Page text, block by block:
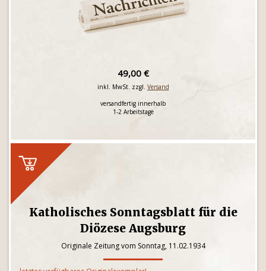
49,00 €
inkl. MwSt. zzgl. Versand
versandfertig innerhalb
1-2 Arbeitstage
Katholisches Sonntagsblatt für die
Diözese Augsburg
Originale Zeitung vom Sonntag, 11.02.1934